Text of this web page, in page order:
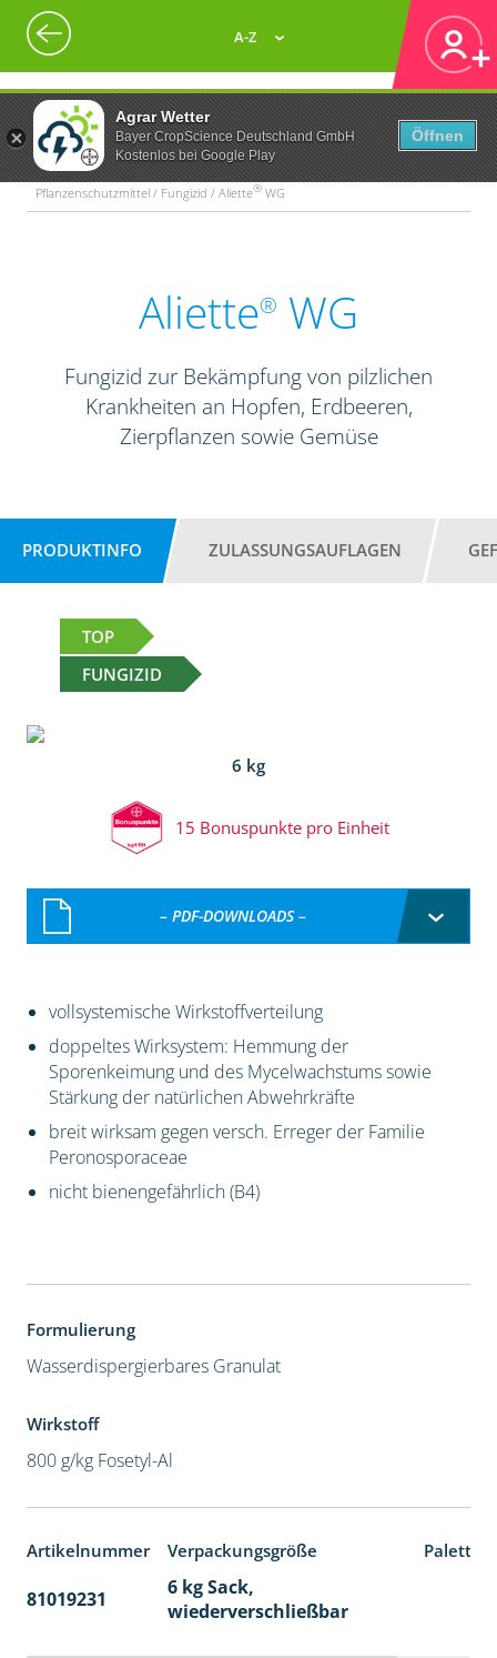
Agrar Wetter
Bayer CropScience Deutschland GmbH
Kostenlos bei Google Play
Öffnen
A-Z
Pflanzenschutzmittel / Fungizid / Aliette® WG
Aliette® WG
Fungizid zur Bekämpfung von pilzlichen
Krankheiten an Hopfen, Erdbeeren,
Zierpflanzen sowie Gemüse
PRODUKTINFO ZULASSUNGSAUFLAGEN
TOP
FUNGIZID
6 kg
15 Bonuspunkte pro Einheit
– PDF-DOWNLOADS –
vollsystemische Wirkstoffverteilung
doppeltes Wirksystem: Hemmung der
Sporenkeimung und des Mycelwachstums sowie
Stärkung der natürlichen Abwehrkräfte
breit wirksam gegen versch. Erreger der Familie
Peronosporaceae
nicht bienengefährlich (B4)
Formulierung
Wasserdispergierbares Granulat
Wirkstoff
800 g/kg Fosetyl-Al
Artikelnummer Verpackungsgröße
81019231
6 kg Sack,
wiederverschließbar